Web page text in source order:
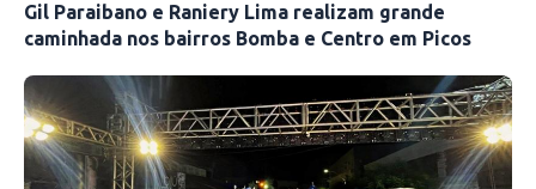
Gil Paraibano e Raniery Lima realizam grande
caminhada nos bairros Bomba e Centro em Picos